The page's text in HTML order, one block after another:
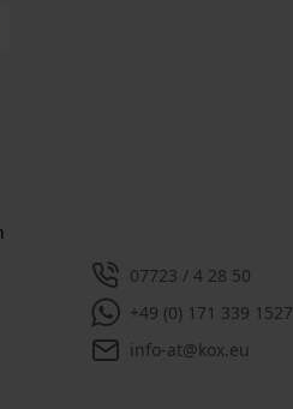
07723 / 4 28 50
+49 (0) 171 339 1527
info-at@kox.eu